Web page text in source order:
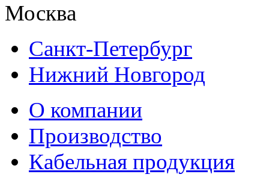
Москва
Санкт-Петербург
Нижний Новгород
О компании
Производство
Кабельная продукция